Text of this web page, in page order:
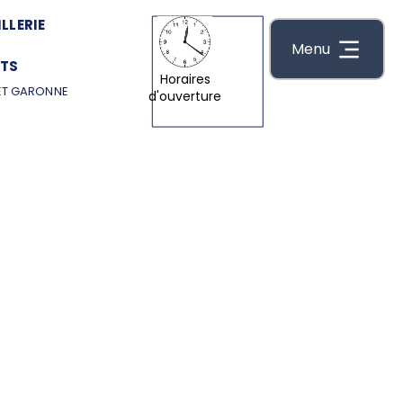
Menu
GARONNE
Horaires
d'ouverture